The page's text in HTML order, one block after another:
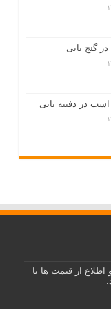
در گنج یابی
در دفینه یابی
از قیمت ها با